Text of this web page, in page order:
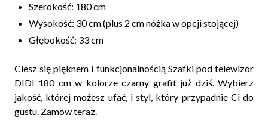
Szerokość: 180 cm
Wysokość: 30 cm (plus 2 cm nóżka w opcji stojącej)
Głębokość: 33 cm
Ciesz się pięknem i funkcjonalnością Szafki pod telewizor
DIDI 180 cm w kolorze czarny grafit już dziś. Wybierz
jakość, której możesz ufać, i styl, który przypadnie Ci do
gustu. Zamów teraz.